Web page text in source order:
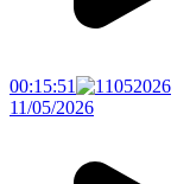
00:15:51
11/05/2026